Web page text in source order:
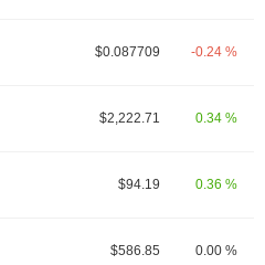
$0.087709 -0.24 %
$2,222.71 0.34 %
$94.19 0.36 %
$586.85 0.00 %